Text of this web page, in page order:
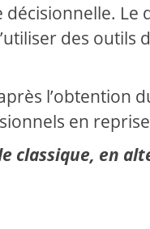
Le
des outils
l’obtention
en reprise
classique, en